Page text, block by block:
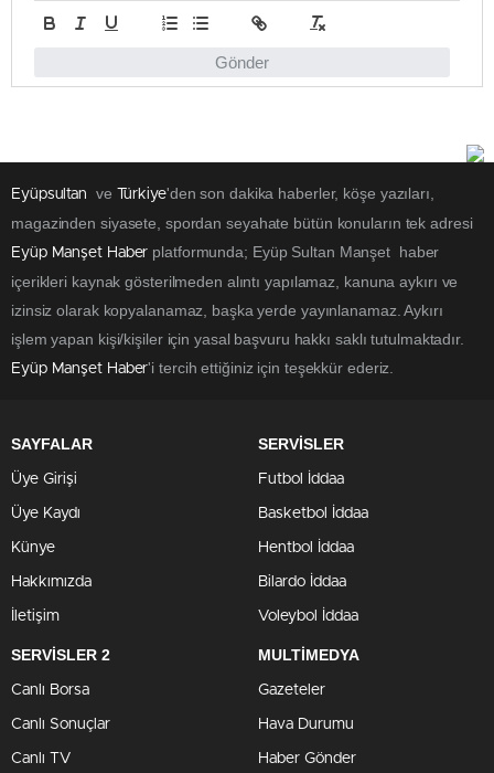
Gönder
Eyüpsultan ve Türkiye'den son dakika haberler, köşe yazıları,
magazinden siyasete, spordan seyahate bütün konuların tek adresi
Eyüp Manşet Haber platformunda; Eyüp Sultan Manşet haber
içerikleri kaynak gösterilmeden alıntı yapılamaz, kanuna aykırı ve
izinsiz olarak kopyalanamaz, başka yerde yayınlanamaz. Aykırı
işlem yapan kişi/kişiler için yasal başvuru hakkı saklı tutulmaktadır.
Eyüp Manşet Haber'i tercih ettiğiniz için teşekkür ederiz.
SAYFALAR
Üye Girişi
Üye Kaydı
Künye
Hakkımızda
İletişim
SERVİSLER
Futbol İddaa
Basketbol İddaa
Hentbol İddaa
Bilardo İddaa
Voleybol İddaa
SERVİSLER 2
Canlı Borsa
Canlı Sonuçlar
Canlı TV
MULTİMEDYA
Gazeteler
Hava Durumu
Haber Gönder